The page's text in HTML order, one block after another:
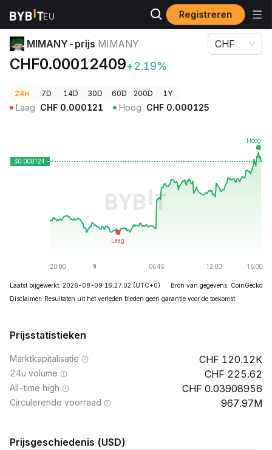
Registreren
Cryptoprijzen MIMANY-prijs MIMANY
MIMANY-prijs MIMANY
CHF0.00012409+2.19%
CHF
24H 7D 14D 30D 60D 200D 1Y
Laag CHF 0.000121 Hoog CHF 0.000125
Laatst bijgewerkt: 2026-08-09 16:27:02 (UTC+0)
Bron van gegevens: CoinGecko
Disclaimer: Resultaten uit het verleden bieden geen garantie voor de toekomst.
Prijsstatistieken
Marktkapitalisatie 120.12K
24u volume 225.62
All-time high 0.03908956
Circulerende voorraad 967.97M
Prijsgeschiedenis (USD)